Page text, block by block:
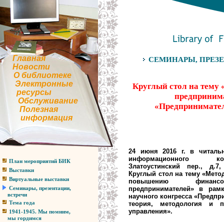
Главная
Новости
О библиотеке
Электронные
ресурсы
Обслуживание
Полезная
информация
План мероприятий БИК
Выставки
Виртуальные выставки
Семинары, презентации,
встречи
Тема года
1941-1945. Мы помним,
мы гордимся
СЕМИНАРЫ,
Круглый стол на тему
24 июня 2016 г. в
информационного
Златоустинский пер.,
Круглый стол на тему
повышению
предпринимателей» в
научного конгресса
теория, методология и
управления».